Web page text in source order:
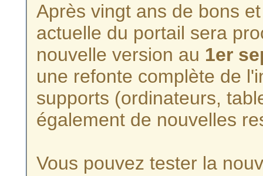
Après vingt ans de bons
actuelle du portail sera
nouvelle version au 1er
une refonte complète de
supports (ordinateurs,
également de nouvelles
Vous pouvez tester la